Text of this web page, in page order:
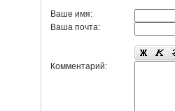
Ваше имя:
Ваша почта:
Комментарий: